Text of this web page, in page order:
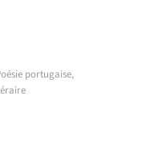
portugaise,